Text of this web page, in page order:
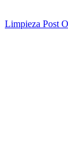
Limpieza Post